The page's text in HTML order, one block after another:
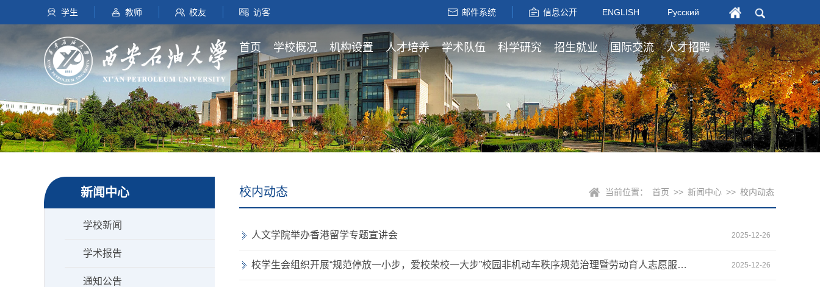
学生 教师 校友 访客 邮件系统 信息公开 ENGLISH Русский
首页 学校概况 机构设置 人才培养 学术队伍 科学研究 招生就业 国际交流 人才招聘
新闻中心
学校新闻
学术报告
通知公告
校内动态 当前位置： 首页 >> 新闻中心 >> 校内动态
2025-12-26
人文学院举办香港留学专题宣讲会
2025-12-26
校学生会组织开展“规范停放一小步，爱校荣校一大步”校园非机动车秩序规范治理暨劳动育人志愿服务行动